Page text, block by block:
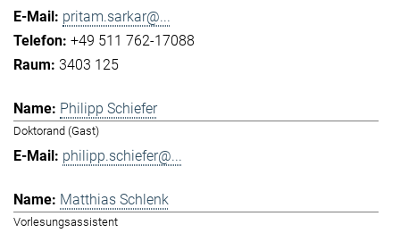
pritam.sarkar@...
+49 511 762-17088
3403 125
Philipp Schiefer
Doktorand (Gast)
philipp.schiefer@...
Matthias Schlenk
Vorlesungsassistent